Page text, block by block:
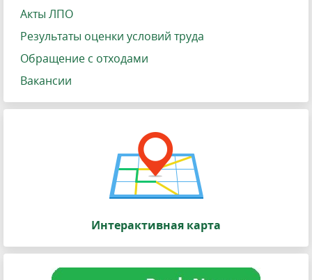
Акты ЛПО
Результаты оценки условий труда
Обращение с отходами
Вакансии
Интерактивная карта